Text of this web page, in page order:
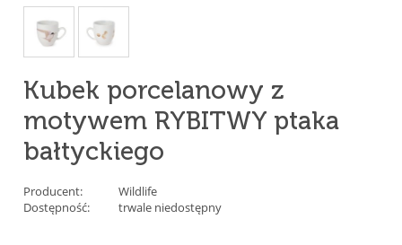
Kubek porcelanowy z
motywem RYBITWY ptaka
bałtyckiego
Producent:
Wildlife
Dostępność:
trwale niedostępny